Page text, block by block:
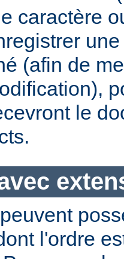
caractère
(afin de
le
l'ordre